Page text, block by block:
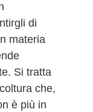
di
materia
Si tratta
che,
è più in